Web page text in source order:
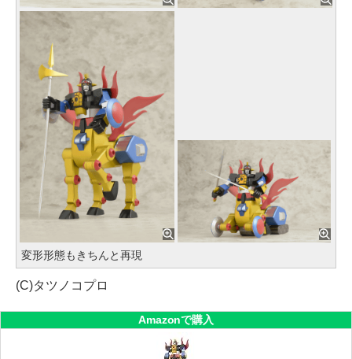
変形形態もきちんと再現
(C)タツノコプロ
Amazonで購入